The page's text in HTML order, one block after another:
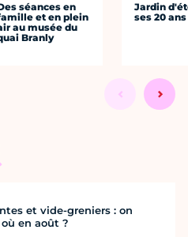
séances en
et en plein
au musée du
Branly
Jardin
ses 20 ans
et vide-greniers : on
en août ?